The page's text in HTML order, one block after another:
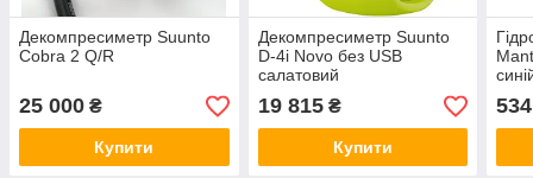
Декомпресиметр Suunto
Cobra 2 Q/R
25 000 ₴
Купити
Декомпресиметр Suunto
D-4i Novo без USB
салатовий
19 815₴
Купити
534